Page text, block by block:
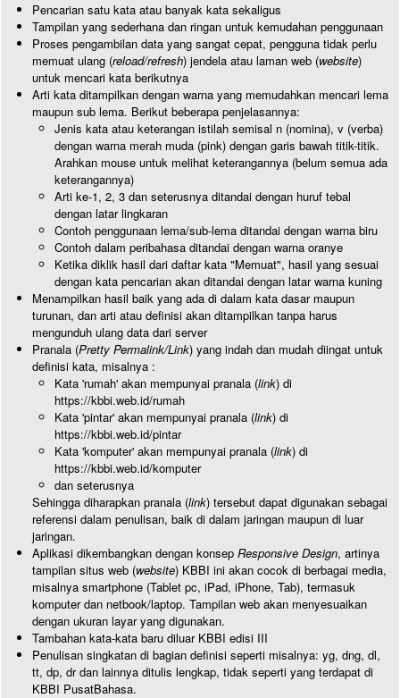
Pencarian satu kata atau banyak kata sekaligus
Tampilan yang sederhana dan ringan untuk kemudahan penggunaan
Proses pengambilan data yang sangat cepat, pengguna tidak perlu
memuat ulang (reload/refresh) jendela atau laman web (website)
untuk mencari kata berikutnya
Arti kata ditampilkan dengan warna yang memudahkan mencari lema
maupun sub lema. Berikut beberapa penjelasannya:
Jenis kata atau keterangan istilah semisal n (nomina), v (verba)
dengan warna merah muda (pink) dengan garis bawah titik-titik.
Arahkan mouse untuk melihat keterangannya (belum semua ada
keterangannya)
Arti ke-1, 2, 3 dan seterusnya ditandai dengan huruf tebal
dengan latar lingkaran
Contoh penggunaan lema/sub-lema ditandai dengan warna biru
Contoh dalam peribahasa ditandai dengan warna oranye
Ketika diklik hasil dari daftar kata "Memuat", hasil yang sesuai
dengan kata pencarian akan ditandai dengan latar warna kuning
Menampilkan hasil baik yang ada di dalam kata dasar maupun
turunan, dan arti atau definisi akan ditampilkan tanpa harus
mengunduh ulang data dari server
Pranala (Pretty Permalink/Link) yang indah dan mudah diingat untuk
definisi kata, misalnya :
Kata 'rumah' akan mempunyai pranala (link) di
https://kbbi.web.id/rumah
Kata 'pintar' akan mempunyai pranala (link) di
https://kbbi.web.id/pintar
Kata 'komputer' akan mempunyai pranala (link) di
https://kbbi.web.id/komputer
dan seterusnya
Sehingga diharapkan pranala (link) tersebut dapat digunakan sebagai
referensi dalam penulisan, baik di dalam jaringan maupun di luar
jaringan.
Aplikasi dikembangkan dengan konsep Responsive Design, artinya
tampilan situs web (website) KBBI ini akan cocok di berbagai media,
misalnya smartphone (Tablet pc, iPad, iPhone, Tab), termasuk
komputer dan netbook/laptop. Tampilan web akan menyesuaikan
dengan ukuran layar yang digunakan.
Tambahan kata-kata baru diluar KBBI edisi III
Penulisan singkatan di bagian definisi seperti misalnya: yg, dng, dl,
tt, dp, dr dan lainnya ditulis lengkap, tidak seperti yang terdapat di
KBBI PusatBahasa.